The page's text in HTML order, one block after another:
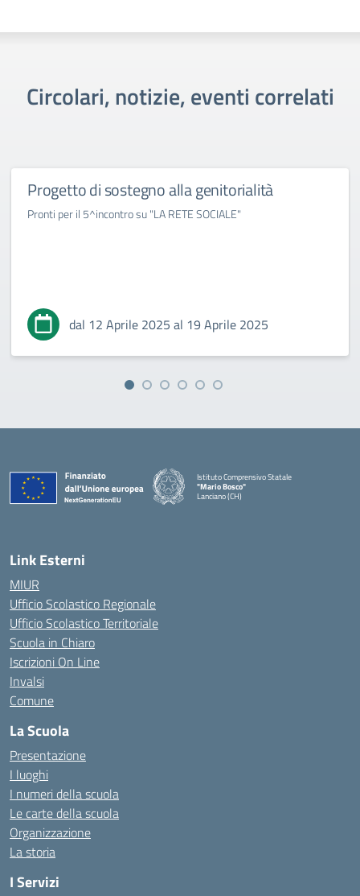
Circolari, notizie, eventi correlati
Progetto di sostegno alla genitorialità
Pronti per il 5^incontro su "LA RETE SOCIALE"
dal 12 Aprile 2025 al 19 Aprile 2025
Istituto Comprensivo Statale
"Mario Bosco"
Lanciano (CH)
Link Esterni
MIUR
Ufficio Scolastico Regionale
Ufficio Scolastico Territoriale
Scuola in Chiaro
Iscrizioni On Line
Invalsi
Comune
La Scuola
Presentazione
I luoghi
I numeri della scuola
Le carte della scuola
Organizzazione
La storia
I Servizi